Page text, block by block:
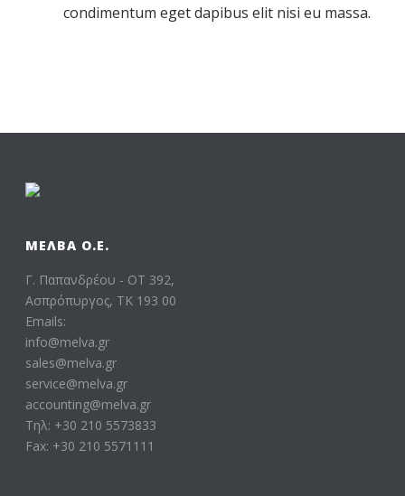
condimentum eget dapibus elit nisi eu massa.
ΜΕΛΒΑ Ο.Ε.
Γ. Παπανδρέου - ΟΤ 392,
Ασπρόπυργος, ΤΚ 193 00
Emails:
info@melva.gr
sales@melva.gr
service@melva.gr
accounting@melva.gr
Τηλ: +30 210 5573833
Fax: +30 210 5571111